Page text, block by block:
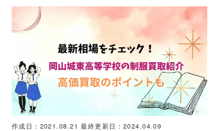
作成日：2021.08.21 最終更新日：2024.04.09